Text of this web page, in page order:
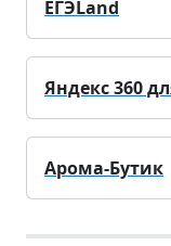
ЕГЭLand
Яндекс 360
Арома-Бутик